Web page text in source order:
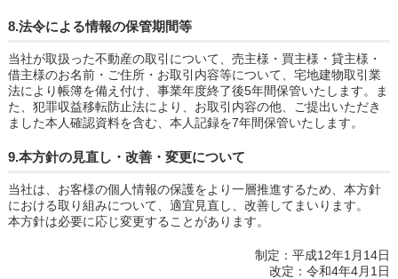
8.法令による情報の保管期間等
当社が取扱った不動産の取引について、売主様・買主様・貸主様・
借主様のお名前・ご住所・お取引内容等について、宅地建物取引業
法により帳簿を備え付け、事業年度終了後5年間保管いたします。ま
た、犯罪収益移転防止法により、お取引内容の他、ご提出いただき
ました本人確認資料を含む、本人記録を7年間保管いたします。
9.本方針の見直し・改善・変更について
当社は、お客様の個人情報の保護をより一層推進するため、本方針
における取り組みについて、適宜見直し、改善してまいります。
本方針は必要に応じ変更することがあります。
制定：平成12年1月14日
改定：令和4年4月1日